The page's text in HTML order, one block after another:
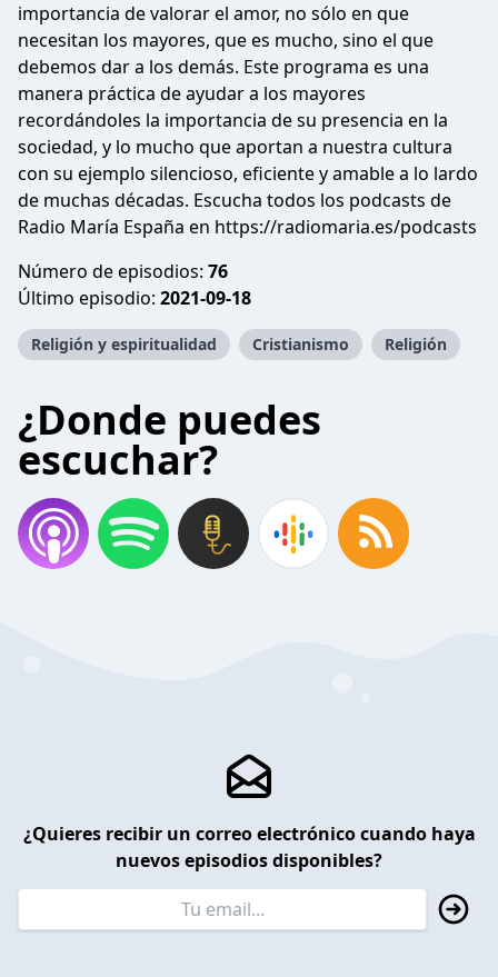
importancia de valorar el amor, no sólo en que
necesitan los mayores, que es mucho, sino el que
debemos dar a los demás. Este programa es una
manera práctica de ayudar a los mayores
recordándoles la importancia de su presencia en la
sociedad, y lo mucho que aportan a nuestra cultura
con su ejemplo silencioso, eficiente y amable a lo lardo
de muchas décadas. Escucha todos los podcasts de
Radio María España en https://radiomaria.es/podcasts
Número de episodios: 76
Último episodio: 2021-09-18
Religión y espiritualidad Cristianismo Religión
¿Donde puedes
escuchar?
¿Quieres recibir un correo electrónico cuando haya
nuevos episodios disponibles?